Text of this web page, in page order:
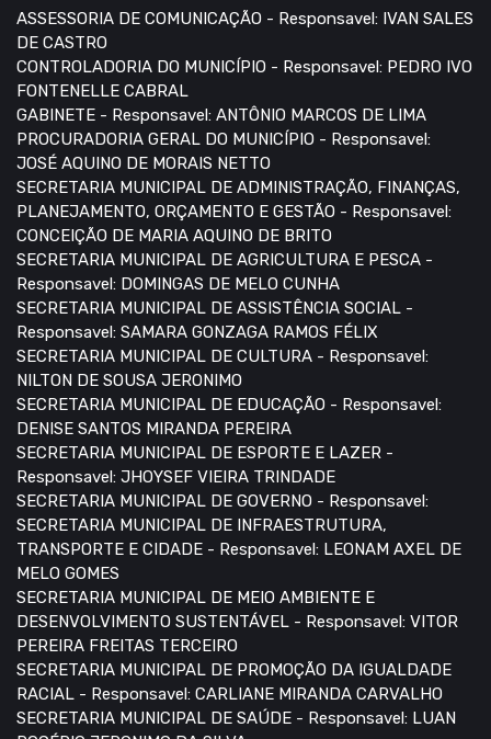
ASSESSORIA DE COMUNICAÇÃO - Responsavel: IVAN SALES
DE CASTRO
CONTROLADORIA DO MUNICÍPIO - Responsavel: PEDRO IVO
FONTENELLE CABRAL
GABINETE - Responsavel: ANTÔNIO MARCOS DE LIMA
PROCURADORIA GERAL DO MUNICÍPIO - Responsavel:
JOSÉ AQUINO DE MORAIS NETTO
SECRETARIA MUNICIPAL DE ADMINISTRAÇÃO, FINANÇAS,
PLANEJAMENTO, ORÇAMENTO E GESTÃO - Responsavel:
CONCEIÇÃO DE MARIA AQUINO DE BRITO
SECRETARIA MUNICIPAL DE AGRICULTURA E PESCA -
Responsavel: DOMINGAS DE MELO CUNHA
SECRETARIA MUNICIPAL DE ASSISTÊNCIA SOCIAL -
Responsavel: SAMARA GONZAGA RAMOS FÉLIX
SECRETARIA MUNICIPAL DE CULTURA - Responsavel:
NILTON DE SOUSA JERONIMO
SECRETARIA MUNICIPAL DE EDUCAÇÃO - Responsavel:
DENISE SANTOS MIRANDA PEREIRA
SECRETARIA MUNICIPAL DE ESPORTE E LAZER -
Responsavel: JHOYSEF VIEIRA TRINDADE
SECRETARIA MUNICIPAL DE GOVERNO - Responsavel:
SECRETARIA MUNICIPAL DE INFRAESTRUTURA,
TRANSPORTE E CIDADE - Responsavel: LEONAM AXEL DE
MELO GOMES
SECRETARIA MUNICIPAL DE MEIO AMBIENTE E
DESENVOLVIMENTO SUSTENTÁVEL - Responsavel: VITOR
PEREIRA FREITAS TERCEIRO
SECRETARIA MUNICIPAL DE PROMOÇÃO DA IGUALDADE
RACIAL - Responsavel: CARLIANE MIRANDA CARVALHO
SECRETARIA MUNICIPAL DE SAÚDE - Responsavel: LUAN